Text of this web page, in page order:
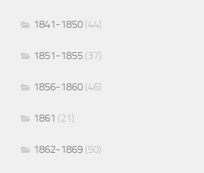
1841-1850 (44)
1851-1855 (37)
1856-1860 (46)
1861 (21)
1862-1869 (50)